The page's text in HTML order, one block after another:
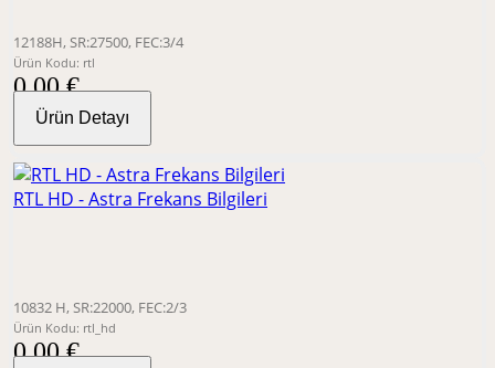
12188H, SR:27500, FEC:3/4
Ürün Kodu: rtl
0,00 €
Ürün Detayı
RTL HD - Astra Frekans Bilgileri
10832 H, SR:22000, FEC:2/3
Ürün Kodu: rtl_hd
0,00 €